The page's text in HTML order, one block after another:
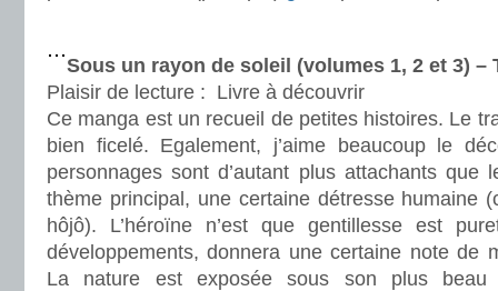
Sous un rayon de soleil (volumes 1, 2 et 3) –
Plaisir de lecture : Livre à découvrir
Ce manga est un recueil de petites histoires. Le
bien ficelé. Egalement, j’aime beaucoup le
personnages sont d’autant plus attachants que
thème principal, une certaine détresse humaine
hôjô). L’héroïne n’est que gentillesse est
développements, donnera une certaine note de
La nature est exposée sous son plus beau